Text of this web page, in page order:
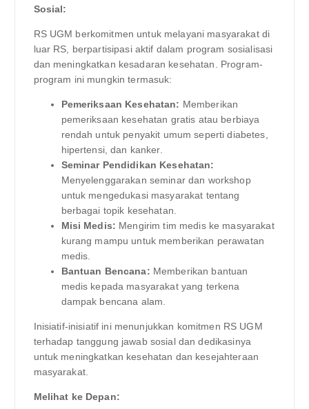
Sosial:
RS UGM berkomitmen untuk melayani masyarakat di
luar RS, berpartisipasi aktif dalam program sosialisasi
dan meningkatkan kesadaran kesehatan. Program-
program ini mungkin termasuk:
Pemeriksaan Kesehatan: Memberikan
pemeriksaan kesehatan gratis atau berbiaya
rendah untuk penyakit umum seperti diabetes,
hipertensi, dan kanker.
Seminar Pendidikan Kesehatan:
Menyelenggarakan seminar dan workshop
untuk mengedukasi masyarakat tentang
berbagai topik kesehatan.
Misi Medis: Mengirim tim medis ke masyarakat
kurang mampu untuk memberikan perawatan
medis.
Bantuan Bencana: Memberikan bantuan
medis kepada masyarakat yang terkena
dampak bencana alam.
Inisiatif-inisiatif ini menunjukkan komitmen RS UGM
terhadap tanggung jawab sosial dan dedikasinya
untuk meningkatkan kesehatan dan kesejahteraan
masyarakat.
Melihat ke Depan: